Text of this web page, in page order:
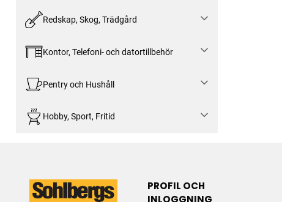
Redskap, Skog, Trädgård
Kontor, Telefoni- och datortillbehör
Pentry och Hushåll
Hobby, Sport, Fritid
PROFIL OCH
INLOGGNING